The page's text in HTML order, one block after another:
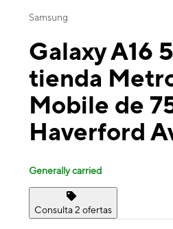
Samsung
Galaxy A16
tienda
Mobile de
Haverford
Generally carried
Consulta 2 ofertas